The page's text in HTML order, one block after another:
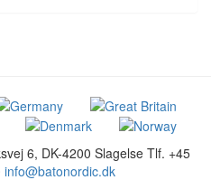
6, DK-4200 Slagelse Tlf. +45
info@batonordic.dk